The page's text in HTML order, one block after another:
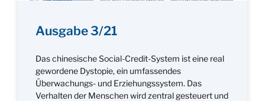
Ausgabe 3/21
Das chinesische Social-Credit-System ist eine real
gewordene Dystopie, ein umfassendes
Überwachungs- und Erziehungssystem. Das
Verhalten der Menschen wird zentral gesteuert und